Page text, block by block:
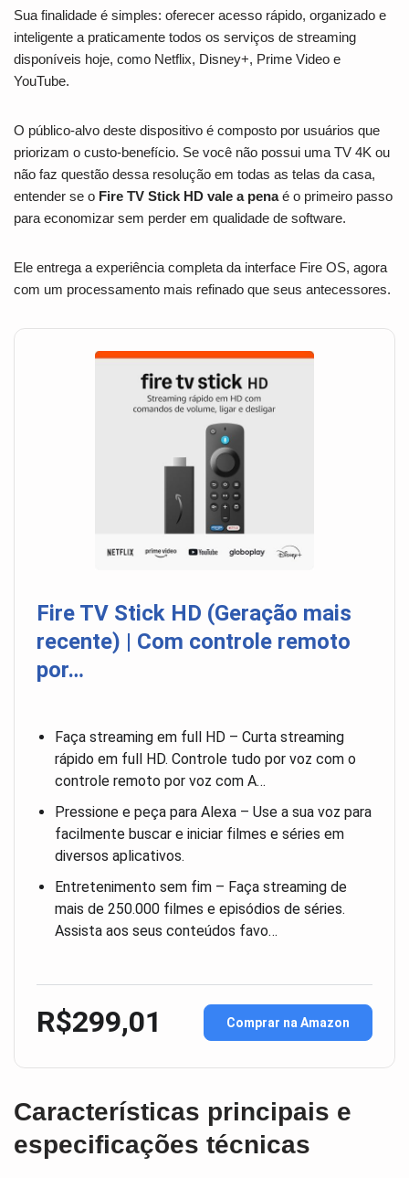
Sua finalidade é simples: oferecer acesso rápido, organizado e
inteligente a praticamente todos os serviços de streaming
disponíveis hoje, como Netflix, Disney+, Prime Video e
YouTube.
O público-alvo deste dispositivo é composto por usuários que
priorizam o custo-benefício. Se você não possui uma TV 4K ou
não faz questão dessa resolução em todas as telas da casa,
entender se o Fire TV Stick HD vale a penaé o primeiro passo
para economizar sem perder em qualidade de software.
Ele entrega a experiência completa da interface Fire OS, agora
com um processamento mais refinado que seus antecessores.
Fire TV Stick HD (Geração mais
recente) | Com controle remoto
por…
Faça streaming em full HD – Curta streaming
rápido em full HD. Controle tudo por voz com o
controle remoto por voz com A…
Pressione e peça para Alexa – Use a sua voz para
facilmente buscar e iniciar filmes e séries em
diversos aplicativos.
Entretenimento sem fim – Faça streaming de
mais de 250.000 filmes e episódios de séries.
Assista aos seus conteúdos favo…
R$299,01 Comprar na Amazon
Características principais e
especificações técnicas